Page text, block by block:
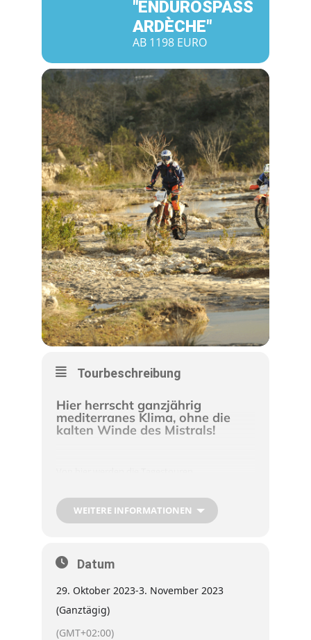
"ENDUROSPASS A
RDÈCHE"
AB 1198 EURO
Tourbeschreibung
Hier herrscht ganzjährig
mediterranes Klima, ohne die
kalten Winde des Mistrals!
In die immergrüne Garriguelandschaft im
Süden. Auf alten und steinigen Eselspfaden geht
es durch die hügelige Landschaft. Auf einer
1000 Metern Höhe. Im Osten erreichen wir das
bekannte Ardechetal und besichtigen bei Vallon-
Pont-D` Arc den imposanten Felsbogen, der die
Ardeche überspannt.
WEITERE INFORMATIONEN
Datum
29. Oktober 2023-3. November 2023
(Ganztägig)
(GMT+02:00)